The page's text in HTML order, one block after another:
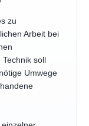
zu
Arbeit bei
soll
Umwege